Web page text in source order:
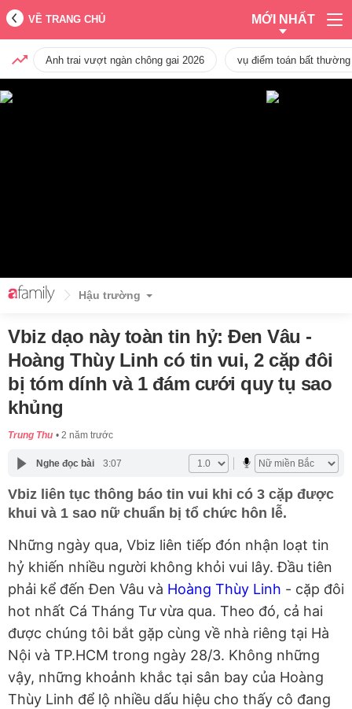
VỀ TRANG CHỦ MỚI NHẤT
Anh trai vượt ngàn chông gai 2026 vụ điểm toán bất
Hậu trường
Vbiz dạo này toàn tin hỷ: Đen Vâu -
Hoàng Thùy Linh có tin vui, 2 cặp đôi
bị tóm dính và 1 đám cưới quy tụ sao
khủng
Trung Thu 2 năm trước
Nghe đọc bài 3:07
Vbiz liên tục thông báo tin vui khi có 3 cặp được
khui và 1 sao nữ chuẩn bị tổ chức hôn lễ.
Những ngày qua, Vbiz liên tiếp đón nhận loạt tin
hỷ khiến nhiều người không khỏi vui lây. Đầu tiên
phải kể đến Đen Vâu và Hoàng Thùy Linh - cặp đôi
hot nhất Cá Tháng Tư vừa qua. Theo đó, cả hai
được chúng tôi bắt gặp cùng về nhà riêng tại Hà
Nội và TP.HCM trong ngày 28/3. Không những
vậy, những khoảnh khắc tại sân bay của Hoàng
Thùy Linh để lộ nhiều dấu hiệu cho thấy cô đang